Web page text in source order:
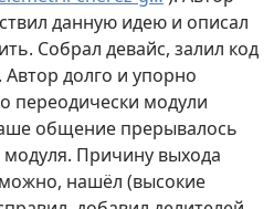
данную идею и описал
Собрал девайс, залил код
Автор долго и упорно
переодически модули
общение прерывалось
Причину выхода
нашёл (высокие